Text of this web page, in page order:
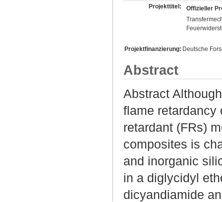
Projekttitel:
Offizieller
Projektfinanzierung: Deutsche
Abstract
Abstract
flame retardancy
retardant (FRs)
composites is
and inorganic
in a diglycidyl
dicyandiamide